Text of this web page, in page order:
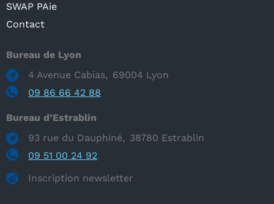
SWAP PAie
Contact
Bureau de Lyon
4 Avenue Cabias
69004 Lyon
09 86 66 42 88
Bureau d’Estrablin
93 rue du Dauphiné
38780 Estrablin
09 51 00 24 92
Inscription newsletter